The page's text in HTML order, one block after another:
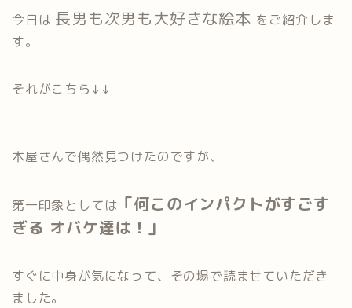
今日は 長男も次男も大好きな絵本 をご紹介しま
す。
それがこちら↓↓
本屋さんで偶然見つけたのですが、
第一印象としては 「何このインパクトがすごす
ぎる オバケ達は！」
すぐに中身が気になって、その場で読ませていただき
ました。